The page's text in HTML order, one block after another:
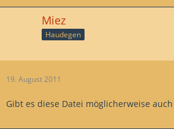
Miez
Haudegen
19. August 2011
Gibt es diese Datei möglicherweise auch